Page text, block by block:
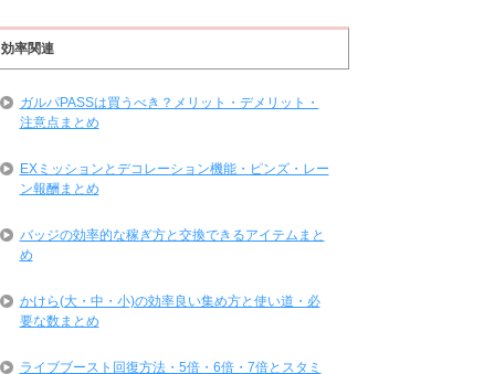
効率関連
ガルパPASSは買うべき？メリット・デメリット・
注意点まとめ
EXミッションとデコレーション機能・ピンズ・レー
ン報酬まとめ
バッジの効率的な稼ぎ方と交換できるアイテムまと
め
かけら(大・中・小)の効率良い集め方と使い道・必
要な数まとめ
ライブブースト回復方法・5倍・6倍・7倍とスタミ